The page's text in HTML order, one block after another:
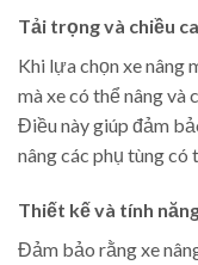
Tải trọng và chiều
Khi lựa chọn xe nâng
mà xe có thể nâng
Điều này giúp đảm
nâng các phụ tùng
Thiết kế và tính
Đảm bảo rằng xe